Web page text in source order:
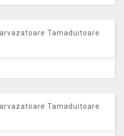
Tamaduitoare
Tamaduitoare